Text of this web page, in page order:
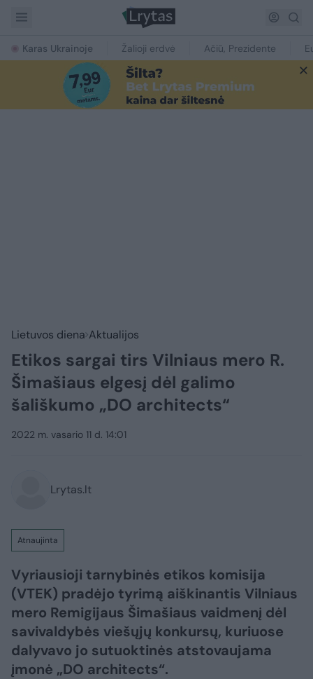
Karas Ukrainoje Žalioji erdvė Ačiū, Prezidente
Lietuvos diena Aktualijos
Etikos sargai tirs Vilniaus mero R.
Šimašiaus elgesį dėl galimo
šališkumo „DO architects“
2022 m. vasario 11 d. 14:01
Lrytas.lt
Atnaujinta
Vyriausioji tarnybinės etikos komisija
(VTEK) pradėjo tyrimą aiškinantis Vilniaus
mero Remigijaus Šimašiaus vaidmenį dėl
savivaldybės viešųjų konkursų, kuriuose
dalyvavo jo sutuoktinės atstovaujama
įmonė „DO architects“.